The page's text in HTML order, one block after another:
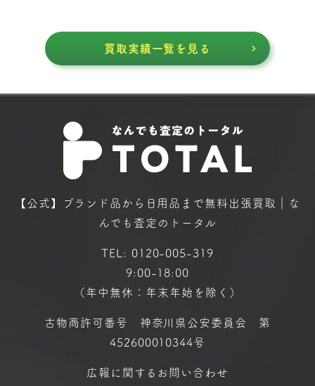
買取実績一覧を見る
【公式】ブランド品から日用品まで無料出張買取｜な
んでも査定のトータル
TEL: 0120-005-319
9:00-18:00
（年中無休：年末年始を除く）
古物商許可番号 神奈川県公安委員会 第
452600010344号
広報に関するお問い合わせ